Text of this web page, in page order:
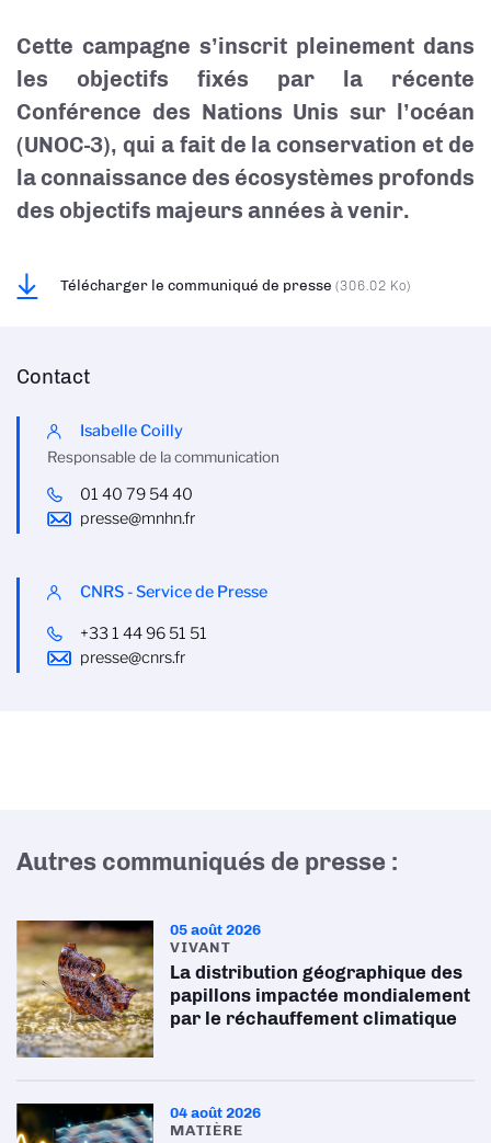
Cette campagne s’inscrit pleinement dans
les objectifs fixés par la récente
Conférence des Nations Unis sur l’océan
(UNOC-3), qui a fait de la conservation et de
la connaissance des écosystèmes profonds
des objectifs majeurs années à venir.
Télécharger le communiqué de presse (306.02 Ko)
Contact
Isabelle Coilly
Responsable de la communication
01 40 79 54 40
presse@mnhn.fr
CNRS - Service de Presse
+33 1 44 96 51 51
presse@cnrs.fr
Autres communiqués de presse :
05 août 2026
VIVANT
La distribution géographique des
papillons impactée mondialement
par le réchauffement climatique
04 août 2026
MATIÈRE